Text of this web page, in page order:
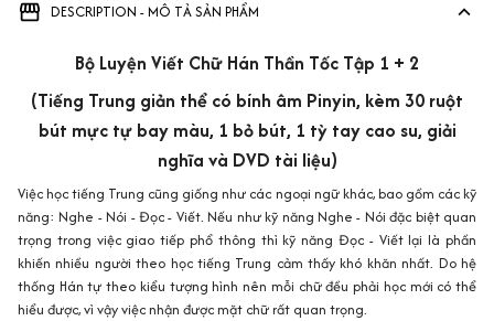
DESCRIPTION - MÔ TẢ SẢN PHẨM
Bộ Luyện Viết Chữ Hán Thần Tốc Tập 1 + 2
(Tiếng Trung giản thể có bính âm Pinyin, kèm 30 ruột
bút mực tự bay màu, 1 bỏ bút, 1 tỳ tay cao su, giải
nghĩa và DVD tài liệu)
Việc học tiếng Trung cũng giống như các ngoại ngữ khác, bao gồm các kỹ
năng: Nghe - Nói - Đọc - Viết. Nếu như kỹ năng Nghe - Nói đặc biệt quan
trọng trong việc giao tiếp phổ thông thì kỹ năng Đọc - Viết lại là phần
khiến nhiều người theo học tiếng Trung cảm thấy khó khăn nhất. Do hệ
thống Hán tự theo kiểu tượng hình nên mỗi chữ đều phải học mới có thể
hiểu được, vì vậy việc nhận được mặt chữ rất quan trọng.